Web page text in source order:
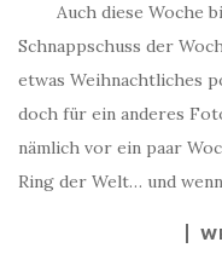
Auch diese Woche
Schnappschuss der
etwas Weihnachtliches
doch für ein anderes
nämlich vor ein paar
Ring der Welt… und